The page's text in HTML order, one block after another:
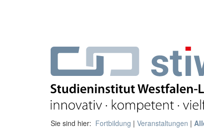
Sie sind hier: Fortbildung | Veranstaltungen |